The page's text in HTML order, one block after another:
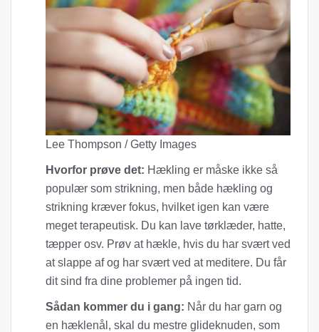
Lee Thompson / Getty Images
Hvorfor prøve det: Hækling er måske ikke så
populær som strikning, men både hækling og
strikning kræver fokus, hvilket igen kan være
meget terapeutisk. Du kan lave tørklæder, hatte,
tæpper osv. Prøv at hækle, hvis du har svært ved
at slappe af og har svært ved at meditere. Du får
dit sind fra dine problemer på ingen tid.
Sådan kommer du i gang: Når du har garn og
en hæklenål, skal du mestre glideknuden, som